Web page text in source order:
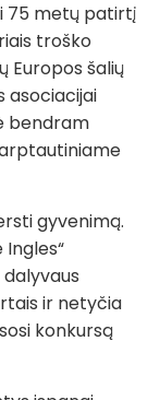
75 metų patirtį
troško
Europos šalių
asociacijai
bendram
gyvenimą.
ir netyčia
konkursą